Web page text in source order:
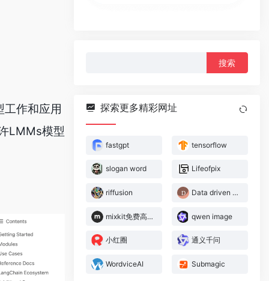
作和应用
LMMs模型
探索更多精彩网址
fastgpt tensorflow
slogan word Lifeofpix
riffusion Data driven documents
mixkit免费高清视频素材 qwen image
小红圈 通义千问
WordviceAI Submagic